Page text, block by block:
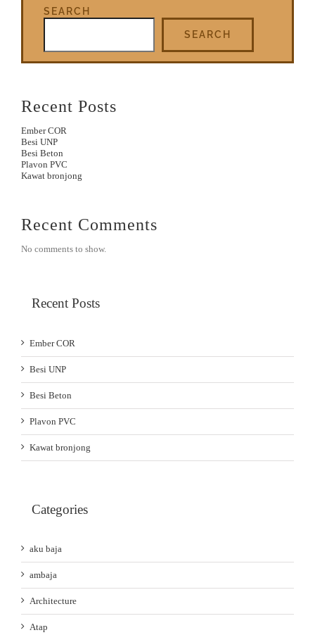
SEARCH
SEARCH
Recent Posts
Ember COR
Besi UNP
Besi Beton
Plavon PVC
Kawat bronjong
Recent Comments
No comments to show.
Recent Posts
Ember COR
Besi UNP
Besi Beton
Plavon PVC
Kawat bronjong
Categories
aku baja
ambaja
Architecture
Atap